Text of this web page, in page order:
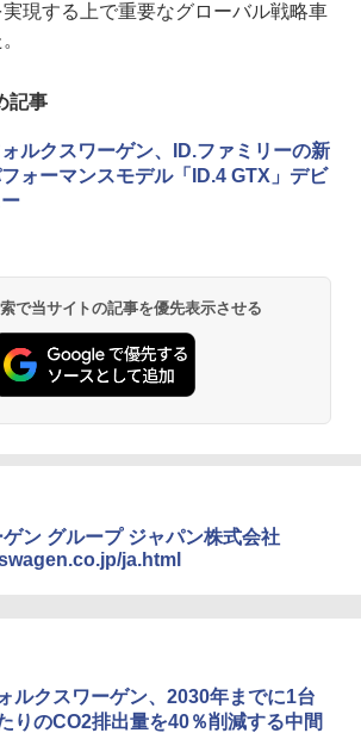
現する上で重要なグローバル戦略車
記事
ルクスワーゲン、ID.ファミリーの新
ォーマンスモデル「ID.4 GTX」デビ
で当サイトの記事を優先表示させる
ン グループ ジャパン株式会社
ja.html
ルクスワーゲン、2030年までに1台
りのCO2排出量を40％削減する中間